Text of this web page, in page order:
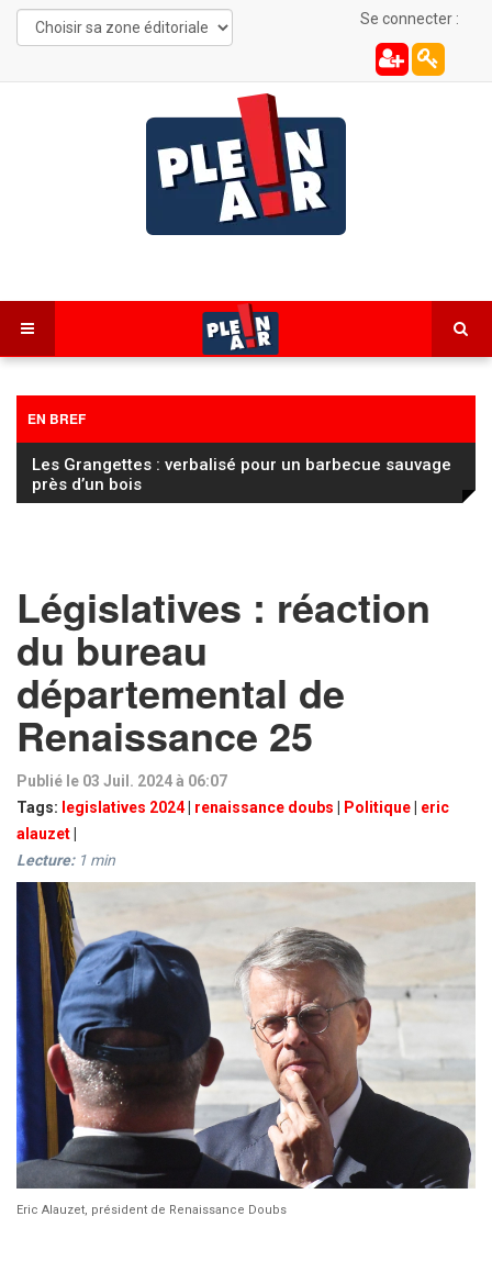
Se connecter :
EN BREF
Les Grangettes : verbalisé pour un barbecue sauvage
près d’un bois
Législatives : réaction
du bureau
départemental de
Renaissance 25
Publié le 03 Juil. 2024 à 06:07
Tags: legislatives 2024| renaissance doubs Politique
eric
alauzet
Lecture: 1 min
Eric Alauzet, président de Renaissance Doubs